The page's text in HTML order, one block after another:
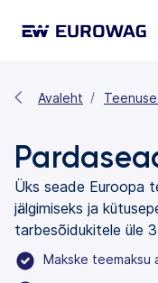
Avaleht
Üks seade Euroopa
jälgimiseks ja
tarbesõidukitele üle
Makske teemaksu